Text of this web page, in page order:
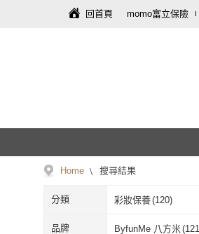
回首頁 momo富立保險
Home 搜尋結果
分類 彩妝保養(120)
品牌 ByfunMe 八方米(121